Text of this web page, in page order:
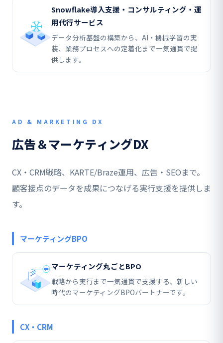
Snowflake導入支援・コンサルティング・運
用代行サービス
データ分析基盤の構築から、AI・機械学習の実
装、業務プロセスへの定着化まで一気通貫で提
供します。
AD & MARKETING DX
広告＆マーケティングDX
CX・CRM戦略、KARTE/Braze運用、広告・SEOまで。
顧客接点のデータを成果につなげる実行支援を提供しま
す。
マーケティングBPO
マーケティング丸ごとBPO
戦略から実行まで一気通貫で支援する、新しい
時代のマーケティングBPOパートナーです。
CX・CRM